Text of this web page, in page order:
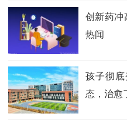
创新药冲
热闻
孩子彻
态，治愈